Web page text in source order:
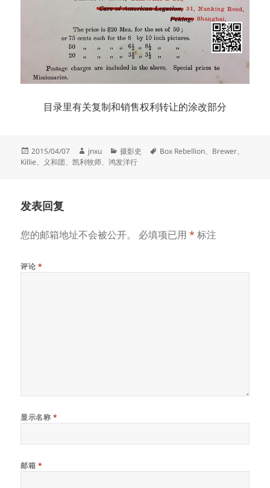
目录里有关复制和销售权利转让的涂改部分
发
布
2015/04/07
作
者
jnxu
分
类
摄影史
标
Box Rebellion、 Brewer、
Killie、 义和团、凯利牧师、鸿发洋行
发表回复
您的邮箱地址不会被公开。 必填项已用* 标注
评论 *
显示名称 *
邮箱 *